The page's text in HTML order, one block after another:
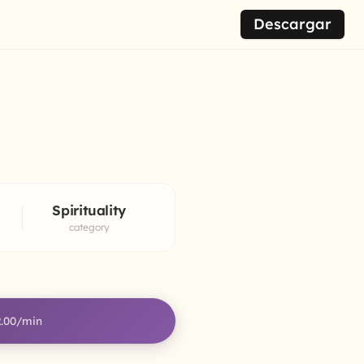
Descargar
Spirituality
category
/min